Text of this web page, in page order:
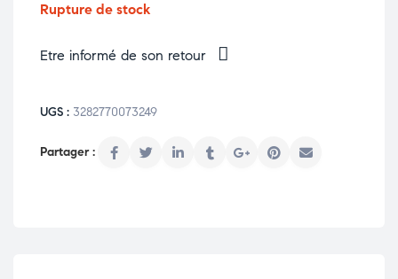
Rupture de stock
Etre informé de son retour
UGS : 3282770073249